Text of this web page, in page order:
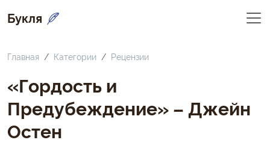
Букля
Главная Категории Рецензии
«Гордость и
Предубеждение» – Джейн
Остен